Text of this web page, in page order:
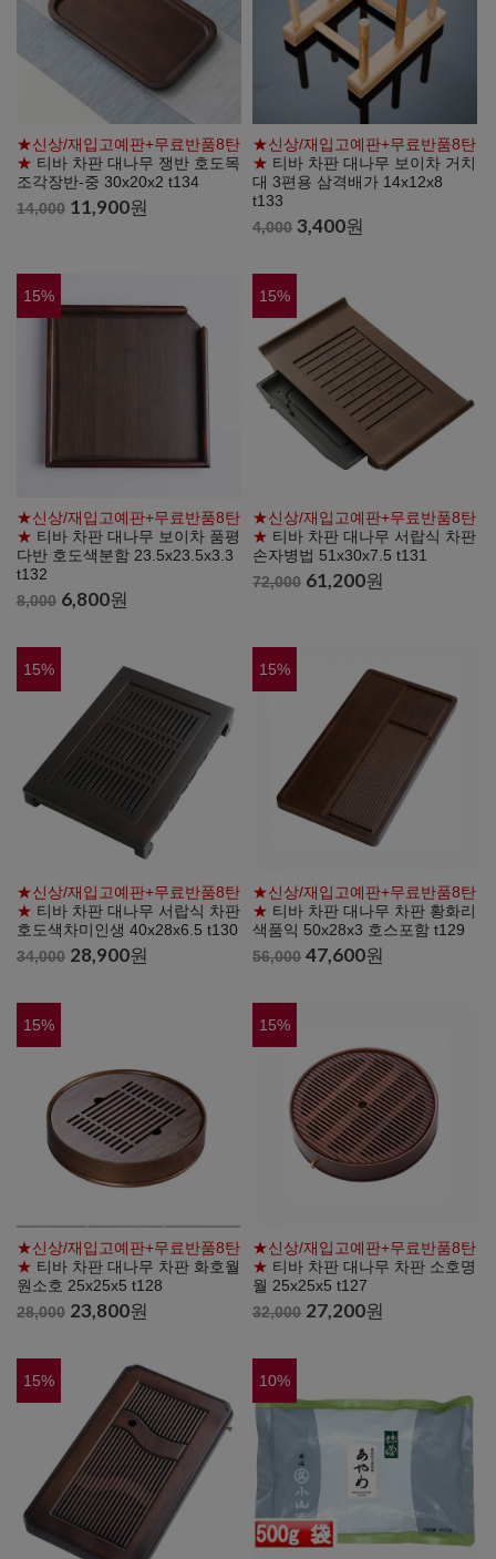
★신상/재입고예판+무료반품8탄
★ 티바 차판 대나무 쟁반 호도목
조각장반-중 30x20x2 t134
14,000 11,900원
★신상/재입고예판+무료반품8탄
★ 티바 차판 대나무 보이차 거치
대 3편용 삼격배가 14x12x8
t133
4,000 3,400원
15%
★신상/재입고예판+무료반품8탄
★ 티바 차판 대나무 보이차 품평
다반 호도색분함 23.5x23.5x3.3
t132
8,000 6,800원
15%
★신상/재입고예판+무료반품8탄
★ 티바 차판 대나무 서랍식 차판
손자병법 51x30x7.5 t131
72,000 61,200원
15%
★신상/재입고예판+무료반품8탄
★ 티바 차판 대나무 서랍식 차판
호도색차미인생 40x28x6.5 t130
34,000 28,900원
15%
★신상/재입고예판+무료반품8탄
★ 티바 차판 대나무 차판 황화리
색품익 50x28x3 호스포함 t129
56,000 47,600원
15%
★신상/재입고예판+무료반품8탄
★ 티바 차판 대나무 차판 화호월
원소호 25x25x5 t128
28,000 23,800원
15%
★신상/재입고예판+무료반품8탄
★ 티바 차판 대나무 차판 소호명
월 25x25x5 t127
32,000 27,200원
15% 10%